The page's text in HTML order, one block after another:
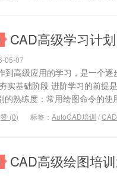
CAD高级学习计
05-07
到高级应用的学习，是一个
实基础阶段 进阶学习的前提
的熟练度：常用绘图命令的
赞 (0) 标签： AutoCAD培训 /
CAD高级绘图培